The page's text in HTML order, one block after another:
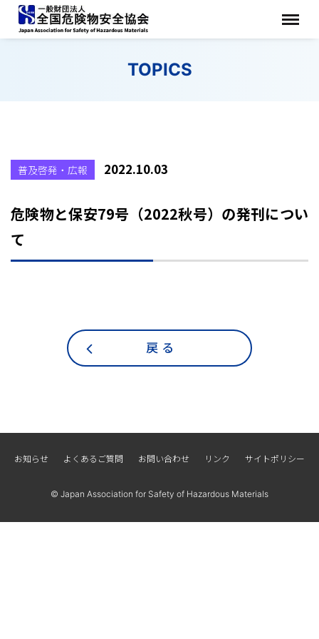
TOPICS
普及啓発・広報 2022.10.03
危険物と保安79号（2022秋号）の発刊につい
て
戻 る
お知らせ よくあるご質問 お問い合わせ リンク サイトポリシー
© Japan Association for Safety of Hazardous Materials